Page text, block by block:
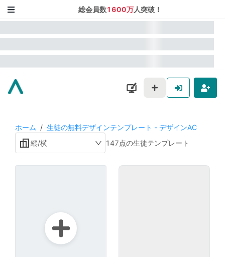
総会員数1600万人突破！
ホーム / 生徒の無料デザインテンプレート - デザインAC
縦/横
147点の生徒テンプレート